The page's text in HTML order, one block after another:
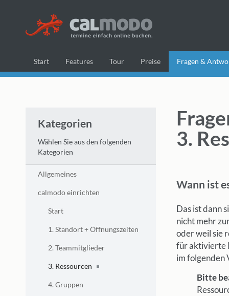
Start Features Tour Preise Fragen &
Kategorien
Wählen Sie aus den folgenden
Kategorien
Allgemeines
calmodo einrichten
Start
1. Standort + Öffnungszeiten
2. Teammitglieder
3. Ressourcen
4. Gruppen
3.
Wann ist
Das ist dann
nicht mehr
oder weil sie
für aktivierte
im folgenden
Bitte